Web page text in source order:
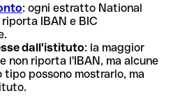
: ogni estratto National
IBAN e BIC
dall'istituto: la maggior
non riporta l'IBAN, ma alcune
possono mostrarlo, ma